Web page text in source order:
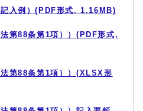
入例）(PDF形式, 1.16MB)
第88条第1項））(PDF形式,
第88条第1項））(XLSX形